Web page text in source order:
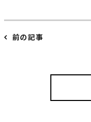
前の記事